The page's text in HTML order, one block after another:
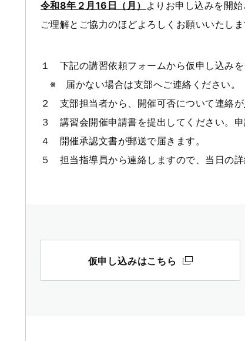
令和8年２月16日（月） よりお申し込みを開始
ご理解とご協力のほどよろしくお願いいたしま
１ 下記の講習依頼フォームから仮申し込み
※ 届かない場合は支部へご連絡ください。
２ 支部担当者から、開催可否について連絡が
３ 講習会開催申請書を提出してください。
４ 開催承認文書が郵送で届きます。
５ 担当指導員から連絡しますので、当日の詳
仮申し込みはこちら